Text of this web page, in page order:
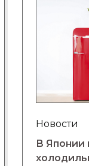
Новости
В Японии